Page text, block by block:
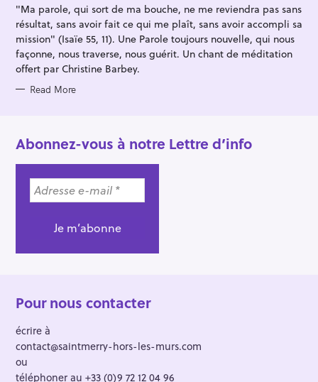
E
"Ma parole, qui sort de ma bouche, ne me reviendra pas sans
résultat, sans avoir fait ce qui me plaît, sans avoir accompli sa
mission" (Isaïe 55, 11). Une Parole toujours nouvelle, qui nous
façonne, nous traverse, nous guérit. Un chant de méditation
offert par Christine Barbey.
Read More
Abonnez-vous à notre Lettre d’info
Pour nous contacter
écrire à
contact@saintmerry-hors-les-murs.com
ou
téléphoner au +33 (0)9 72 12 04 96